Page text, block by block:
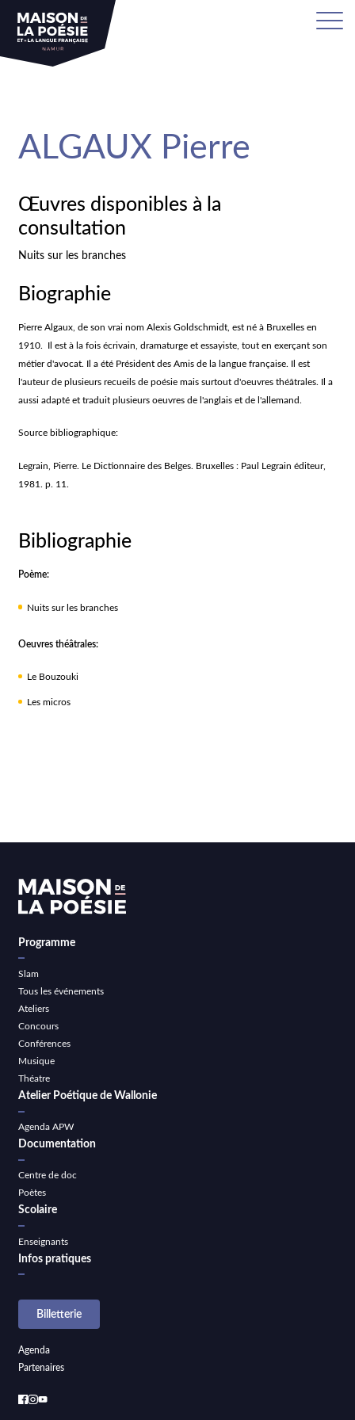
ALGAUX Pierre
Œuvres disponibles à la
consultation
Nuits sur les branches
Biographie
Pierre Algaux, de son vrai nom Alexis Goldschmidt, est né à Bruxelles en
1910. Il est à la fois écrivain, dramaturge et essayiste, tout en exerçant son
métier d'avocat. Il a été Président des Amis de la langue française. Il est
l'auteur de plusieurs recueils de poésie mais surtout d'oeuvres théâtrales. Il a
aussi adapté et traduit plusieurs oeuvres de l'anglais et de l'allemand.
Source bibliographique:
Legrain, Pierre. Le Dictionnaire des Belges. Bruxelles : Paul Legrain éditeur,
1981. p. 11.
Bibliographie
Poème:
Nuits sur les branches
Oeuvres théâtrales:
Le Bouzouki
Les micros
Programme
Slam
Tous les événements
Ateliers
Concours
Conférences
Musique
Théatre
Atelier Poétique de Wallonie
Agenda APW
Documentation
Centre de doc
Poètes
Scolaire
Enseignants
Infos pratiques
Billetterie
Agenda
Partenaires